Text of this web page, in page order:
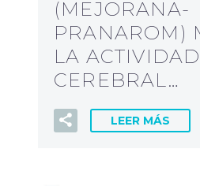
(MEJORANA-
PRANAROM)
LA ACTIVIDAD
CEREBRAL…
LEER MÁS